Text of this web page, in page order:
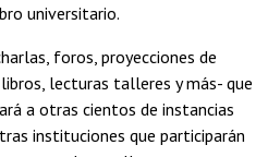
universitario.
foros, proyecciones de
lecturas talleres y más- que
a otras cientos de instancias
instituciones que participarán